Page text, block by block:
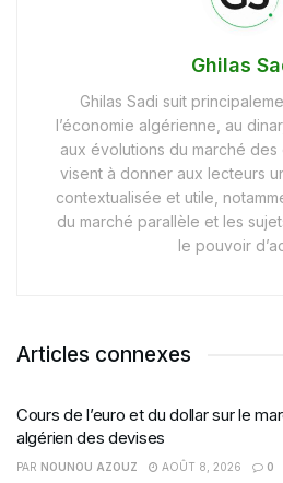
Ghilas
Ghilas Sadi suit
l’économie algérienne, au
aux évolutions du marché des
visent à donner aux lecteurs
contextualisée et utile,
du marché parallèle et les
le pouvoir
Articles connexes
Cours de l’euro et du dollar sur le
algérien des devises
PAR NOUNOU AZOUZ AOÛT 8, 2026 0